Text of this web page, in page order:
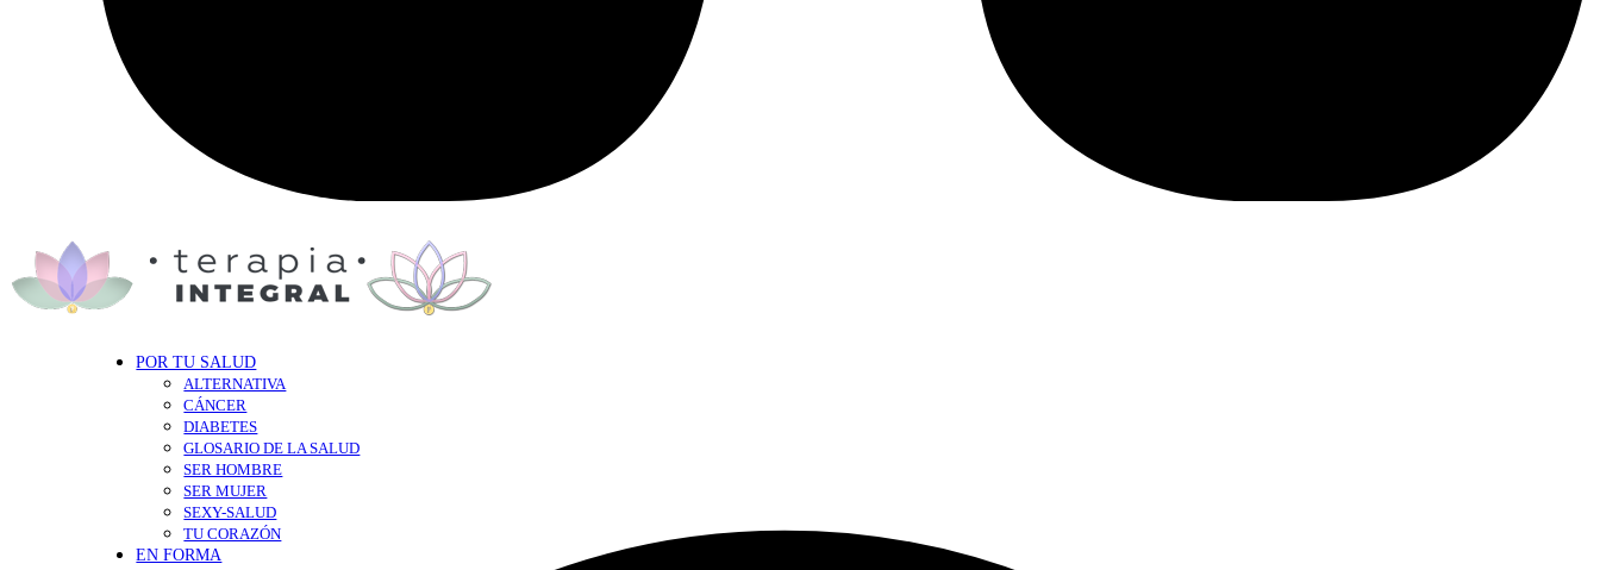
POR TU SALUD
ALTERNATIVA
CÁNCER
DIABETES
GLOSARIO DE LA SALUD
SER HOMBRE
SER MUJER
SEXY-SALUD
TU CORAZÓN
EN FORMA